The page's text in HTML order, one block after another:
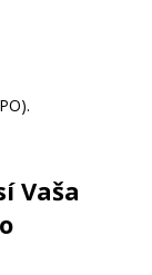
Vaša